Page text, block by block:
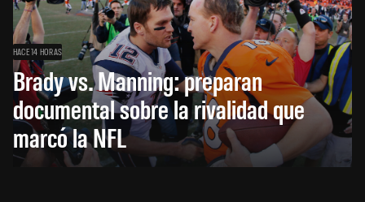
HACE 14 HORAS
Brady vs. Manning: preparan
documental sobre la rivalidad que
marcó la NFL